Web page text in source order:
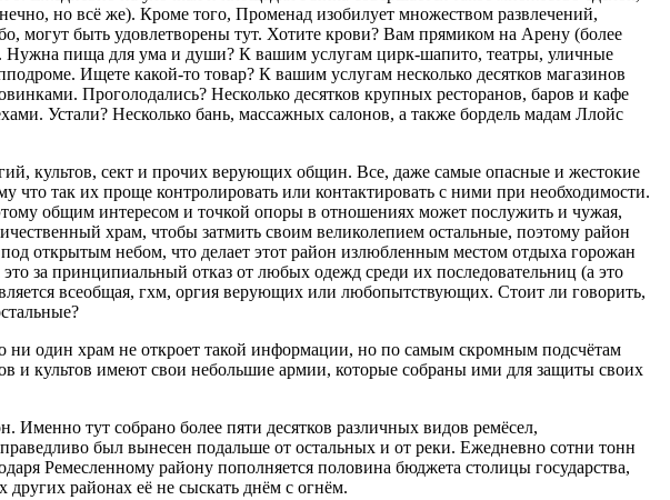
но всё же). Кроме того, Променад изобилует множеством развлечений,
могут быть удовлетворены тут. Хотите крови? Вам прямиком на Арену (более
пища для ума и души? К вашим услугам цирк-шапито, театры, уличные
Ищете какой-то товар? К вашим услугам несколько десятков магазинов
Проголодались? Несколько десятков крупных ресторанов, баров и кафе
Устали? Несколько бань, массажных салонов, а также бордель мадам Ллойс
культов, сект и прочих верующих общин. Все, даже самые опасные и жестокие
так их проще контролировать или контактировать с ними при необходимости.
общим интересом и точкой опоры в отношениях может послужить и чужая,
храм, чтобы затмить своим великолепием остальные, поэтому район
открытым небом, что делает этот район излюбленным местом отдыха горожан
за принципиальный отказ от любых одежд среди их последовательниц (а это
всеобщая, гхм, оргия верующих или любопытствующих. Стоит ли говорить,
ни один храм не откроет такой информации, но по самым скромным подсчётам
и культов имеют свои небольшие армии, которые собраны ими для защиты своих
Именно тут собрано более пяти десятков различных видов ремёсел,
был вынесен подальше от остальных и от реки. Ежедневно сотни тонн
Ремесленному району пополняется половина бюджета столицы государства,
районах её не сыскать днём с огнём.